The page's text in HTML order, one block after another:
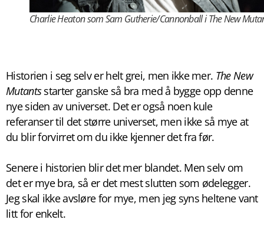
Charlie Heaton som Sam Gutherie/Cannonball iThe New
Historien i seg selv er helt grei, men ikke mer. The New
Mutantsstarter ganske så bra med å bygge opp denne
nye siden av universet. Det er også noen kule
referanser til det større universet, men ikke så mye at
du blir forvirret om du ikke kjenner det fra før.
Senere i historien blir det mer blandet. Men selv om
det er mye bra, så er det mest slutten som ødelegger.
Jeg skal ikke avsløre for mye, men jeg syns heltene vant
litt for enkelt.